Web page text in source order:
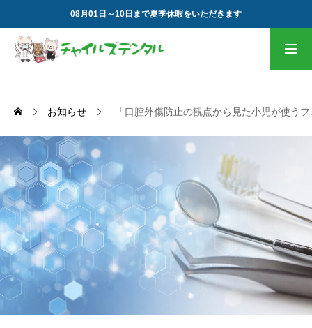
08月01日～10日まで夏季休暇をいただきます
基本情報
初めて受診されます方へ
全てのお知らせ
当院の特徴
当院の詳細
お知らせ 「口腔外傷防止の観点から見た小児が使う